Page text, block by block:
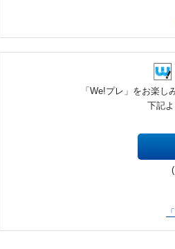
「We!プレ」をお楽し
下記